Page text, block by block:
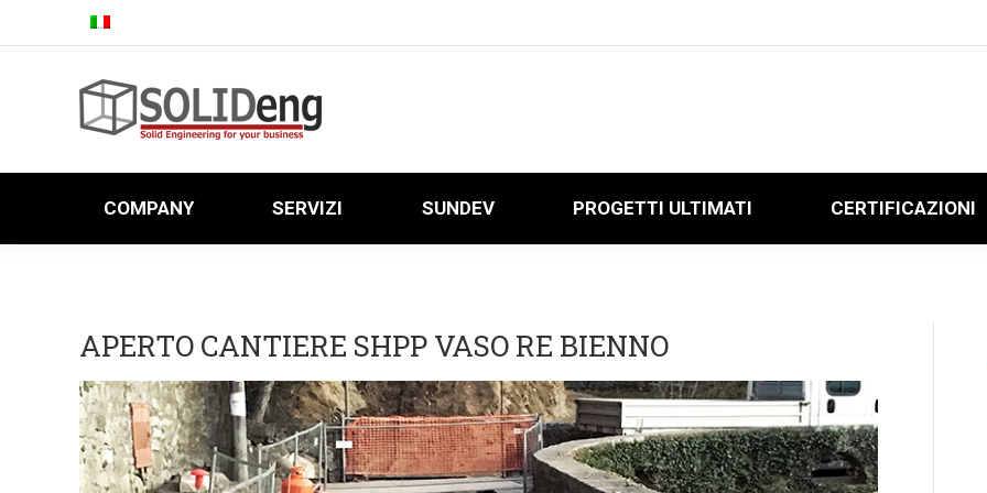
COMPANY SERVIZI SUNDEV PROGETTI ULTIMATI CERTIFICAZIONI
APERTO CANTIERE SHPP VASO RE BIENNO
COMPANY